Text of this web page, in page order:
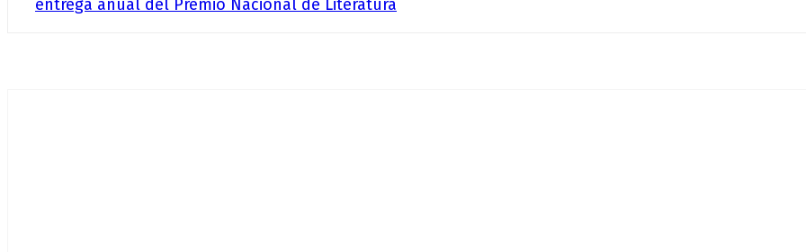
entrega anual del Premio Nacional de Literatura